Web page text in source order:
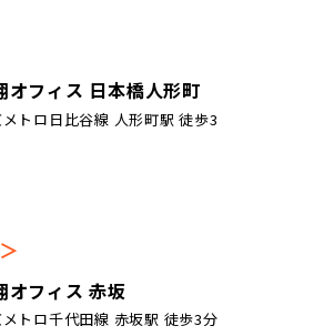
オフィス 日本橋人形町
トロ日比谷線 人形町駅 徒歩3
オフィス 赤坂
トロ千代田線 赤坂駅 徒歩3分